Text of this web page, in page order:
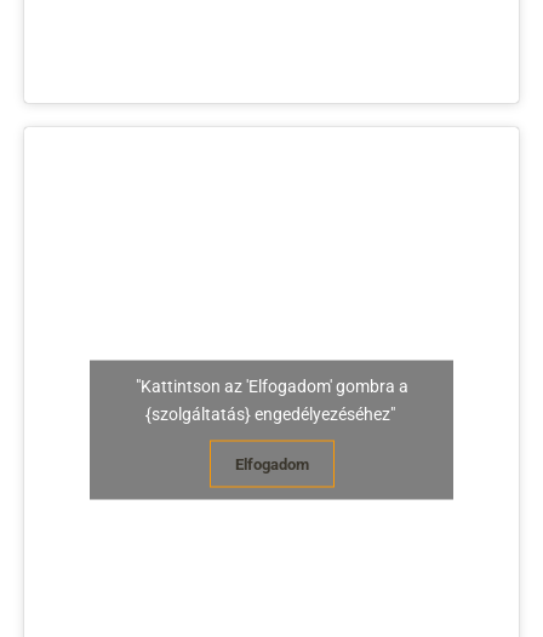
"Kattintson az 'Elfogadom' gombra a
{szolgáltatás} engedélyezéséhez"
Elfogadom